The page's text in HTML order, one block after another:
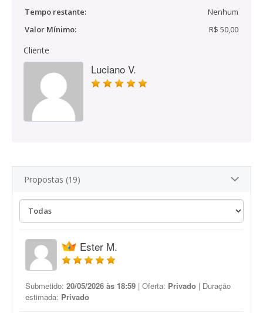
Tempo restante:
Nenhum
Valor Mínimo:
R$ 50,00
Cliente
Luciano V.
Propostas (19)
Ester M.
Submetido: 20/05/2026 às 18:59 | Oferta: Privado | Duração
estimada: Privado